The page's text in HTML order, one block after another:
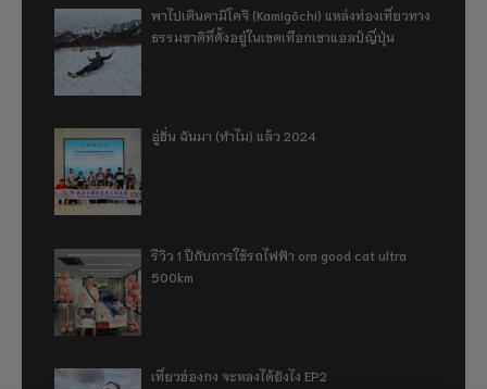
พาไปเดินคามิโคจิ (Kamigōchi) แหล่งท่องเที่ยวทาง
ธรรมชาติที่ตั้งอยู่ในเขตเทือกเขาแอลป์ญี่ปุ่น
อู่ฮั่น ฉันมา (ทำไม) แล้ว 2024
รีวิว 1 ปีกับการใช้รถไฟฟ้า ora good cat ultra
500km
เที่ยวฮ่องกง จะหลงได้ยังไง EP2